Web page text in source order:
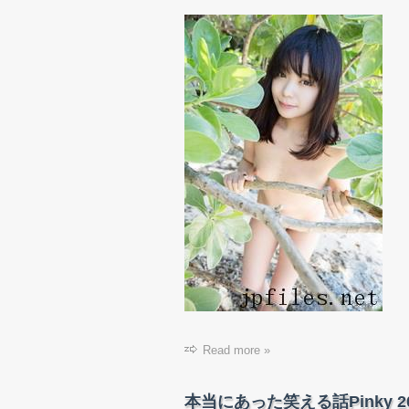
Read more »
本当にあった笑える話Pinky